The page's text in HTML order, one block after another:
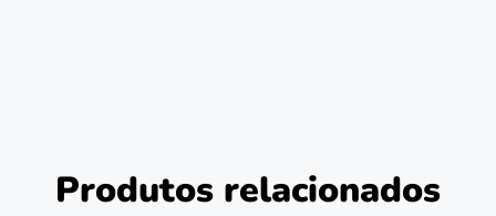
Produtos relacionados